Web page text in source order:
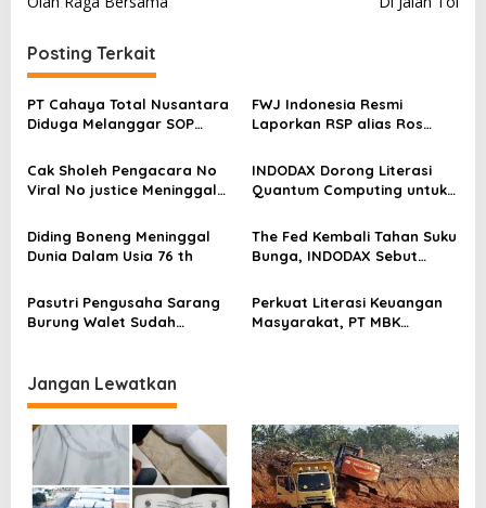
i
g
a
i
p
o
s
Posting Terkait
PT Cahaya Total Nusantara
Diduga Melanggar SOP
Kerja Hingga meninggal
Dunia, Kluarga Korban
Merasa Di abaikan
FWJ Indonesia Resmi
Laporkan RSP alias Ros
Cak Sholeh Pengacara No
Viral No justice Meninggal
INDODAX Dorong Literasi
Quantum Computing untuk
Blockchain
Diding Boneng Meninggal
Dunia Dalam Usia 76 th
The Fed Kembali Tahan Suku
Bunga, INDODAX Sebut
Sentimen Pasar
Pasutri Pengusaha Sarang
Burung Walet Sudah
Segera Lakukan Penahanan
Perkuat Literasi Keuangan
Masyarakat, PT MBK
Jangan Lewatkan